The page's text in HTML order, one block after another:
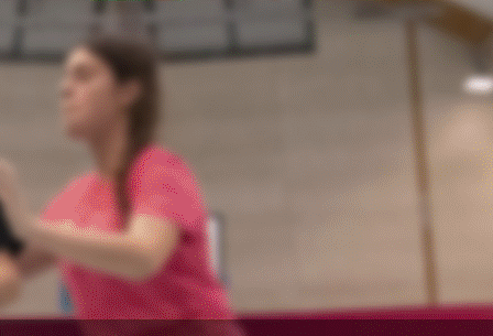
Exporter les lignes sélectionnées
Exporter toutes les colonnes
Exporter uniquement les colonnes affichées
Planning
Derniers Résultats
Résumé des matchs
?>
Images de la page d'accueil